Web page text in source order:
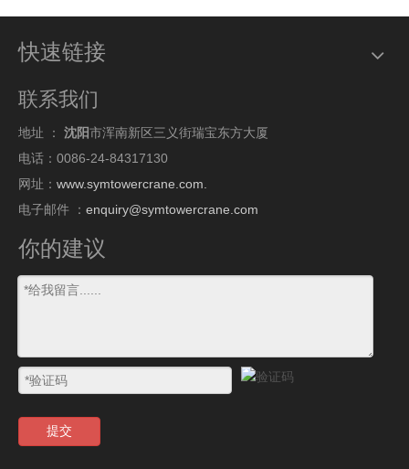
快速链接
联系我们
地址 ： 沈阳市浑南新区三义街瑞宝东方大厦
电话：0086-24-84317130
网址： www.symtowercrane.com.
电子邮件 ： enquiry@symtowercrane.com
你的建议
提交